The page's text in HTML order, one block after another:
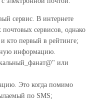
сервис. В интернете
сервисов, однако
кто первый в рейтинге;
информацию.
или
Это когда помимо
по SMS;